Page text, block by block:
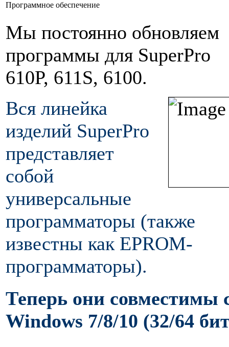
Программное обеспечение
Мы постоянно обновляем
программы для SuperPro
610P, 611S, 6100.
Вся линейка
изделий SuperPro
представляет
собой
универсальные
программаторы (также
известны как EPROM-
программаторы).
Теперь они совместимы
Windows 7/8/10 (32/64